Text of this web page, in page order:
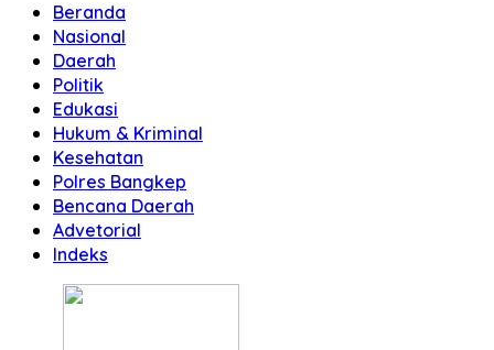
Beranda
Nasional
Daerah
Politik
Edukasi
Hukum & Kriminal
Kesehatan
Polres Bangkep
Bencana Daerah
Advetorial
Indeks